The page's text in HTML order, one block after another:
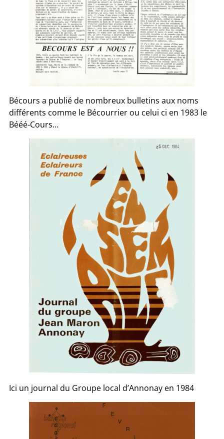
Bécours a publié de nombreux bulletins aux noms
différents comme le Bécourrier ou celui ci en 1983 le
Bééé-Cours…
Ici un journal du Groupe local d’Annonay en 1984